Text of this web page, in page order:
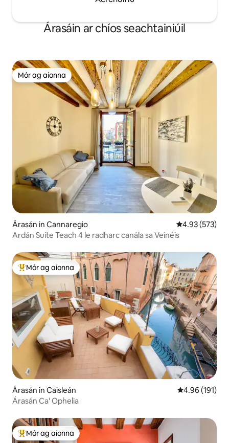
Árasáin ar chíos seachtainiúil
Mór ag aíonna
Mór ag aíonna
Árasán in Cannaregio Meánrátáil
4.93 (573)
Ardán Suite Teach 4 le radharc canála sa Veinéis
An-mhór ag aíonna
Mór ag aíonna
Árasán in Caisleán Meánrátáil
4.96 (191)
Árasán Ca' Ophelia
An-mhór ag aíonna
Mór ag aíonna